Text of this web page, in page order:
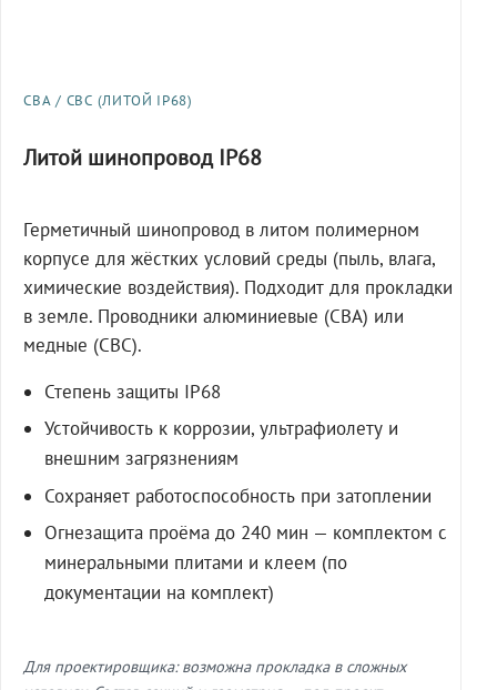
СВА / СВС (ЛИТОЙ IP68)
Литой шинопровод IP68
Герметичный шинопровод в литом полимерном
корпусе для жёстких условий среды (пыль, влага,
химические воздействия). Подходит для прокладки
в земле. Проводники алюминиевые (СВА) или
медные (СВС).
Степень защиты IP68
Устойчивость к коррозии, ультрафиолету и
внешним загрязнениям
Сохраняет работоспособность при затоплении
Огнезащита проёма до 240 мин — комплектом с
минеральными плитами и клеем (по
документации на комплект)
Для проектировщика: возможна прокладка в сложных